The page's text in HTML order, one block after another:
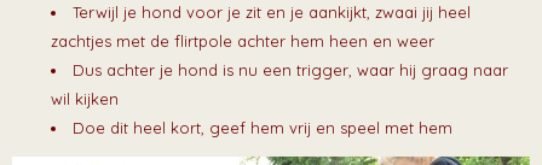
Terwijl je hond voor je zit en je aankijkt, zwaai jij heel
zachtjes met de flirtpole achter hem heen en weer
Dus achter je hond is nu een trigger, waar hij graag naar
wil kijken
Doe dit heel kort, geef hem vrij en speel met hem